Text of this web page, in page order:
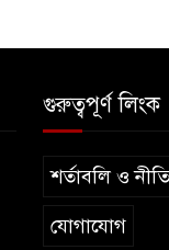
গুরুত্বপূর্ণ লিংক
শর্তাবলি ও
যোগাযোগ